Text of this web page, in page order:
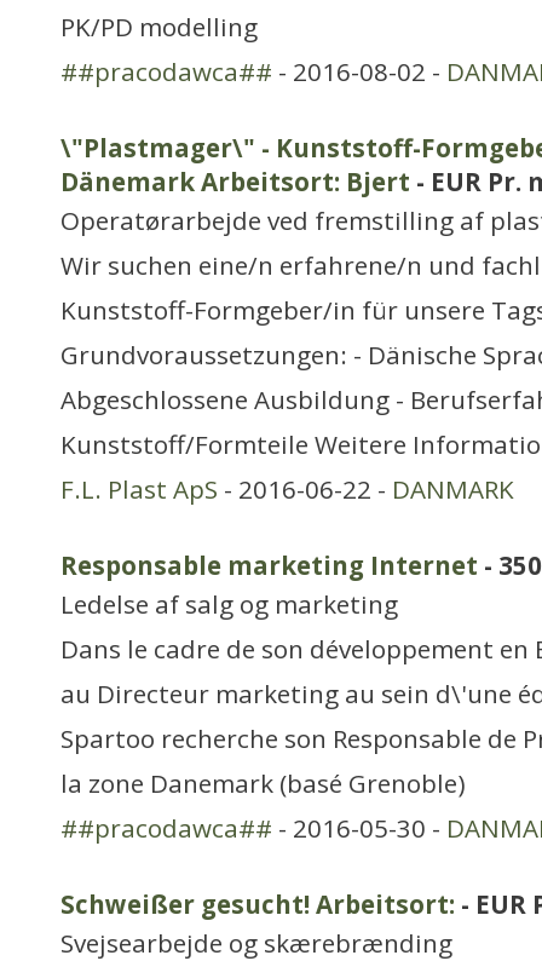
PK/PD modelling
##pracodawca## - 2016-08-02 -
\"Plastmager\" - Kunststoff-
Dänemark Arbeitsort: Bjert - EUR Pr.
Operatørarbejde ved fremstilling af
Wir suchen eine/n erfahrene/n und
Kunststoff-Formgeber/in für unsere
Grundvoraussetzungen: - Dänische
Abgeschlossene Ausbildung -
Kunststoff/Formteile Weitere
F.L. Plast ApS - 2016-06-22 - DANMARK
Responsable marketing Internet -
Ledelse af salg og marketing
Dans le cadre de son développement
au Directeur marketing au sein d\'une
Spartoo recherche son Responsable de
la zone Danemark (basé Grenoble)
##pracodawca## - 2016-05-30 -
Schweißer gesucht! Arbeitsort: - EUR
Svejsearbejde og skærebrænding